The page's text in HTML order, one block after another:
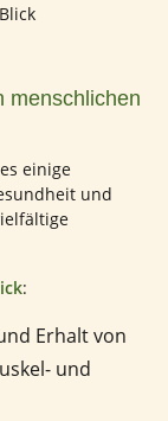
menschlichen
einige
und
:
Erhalt von
und